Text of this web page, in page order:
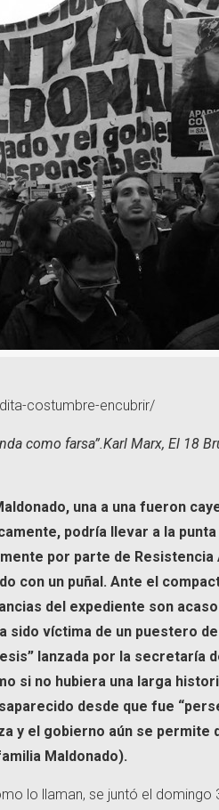
costumbre-encubrir/
como farsa”.Karl Marx, El 18
una a una fueron
podría llevar a la
por parte de
con un puñal. Ante el
del expediente son
víctima de un puestero
lanzada por la secretaría
si no hubiera una larga
desde que fue
y el gobierno aún se permite
Maldonado).
lo llaman, se juntó el domingo